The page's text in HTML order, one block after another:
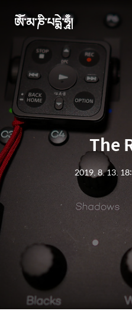
ཨོཾ་མ་ཎི་པདྨེ་ཧཱུྃ།
The
2019. 8. 13.